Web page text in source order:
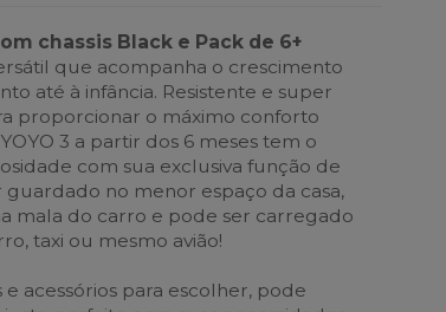
chassis Black e Pack de 6+
que acompanha o crescimento
até à infância. Resistente e super
proporcionar o máximo conforto
3 a partir dos 6 meses tem o
com sua exclusiva função de
no menor espaço da casa,
mala do carro e pode ser carregado
taxi ou mesmo avião!
acessórios para escolher, pode